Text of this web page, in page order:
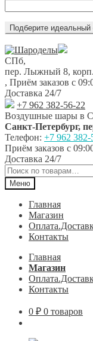
Перейти
к
навигации
Перейти
к
содержимому
СПб,
пер. Лыжный 8,
, Приём заказов с
Доставка 24/7
+7 962 382-56-22
Воздушные шары в
Санкт-Петербург,
Телефон: +7 962 382-
Приём заказов с
Доставка 24/7
Искать:
Меню
Главная
Магазин
Контакты
Главная
Магазин
Контакты
0 ₽ 0 товаров